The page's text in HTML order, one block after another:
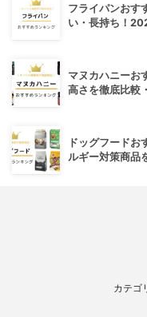
フライパンおす
い・長持ち！
マヌカハニーお
高さを徹底比較
ドッグフード
ルギー対策商品
カテゴ